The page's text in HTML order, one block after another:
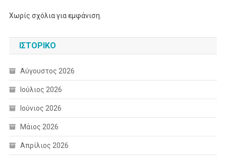
Χωρίς σχόλια για εμφάνιση.
ΙΣΤΟΡΙΚΌ
Αύγουστος 2026
Ιούλιος 2026
Ιούνιος 2026
Μάιος 2026
Απρίλιος 2026